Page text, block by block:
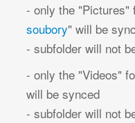
- only the "Pictures"
soubory" will be
- subfolder will not
- only the "Videos"
will be synced
- subfolder will not